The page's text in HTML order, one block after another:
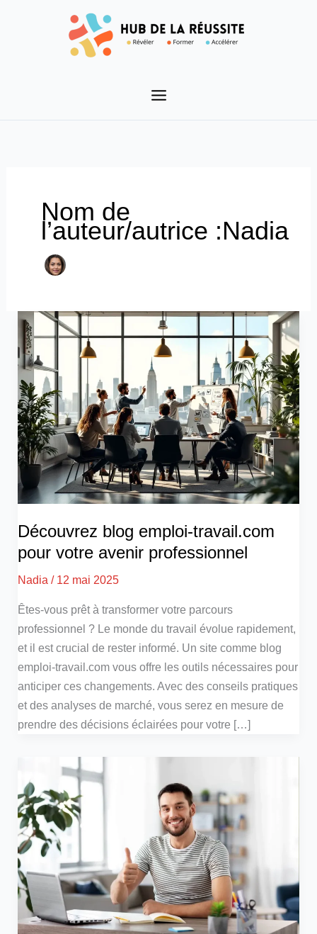
Nom de
l’auteur/autrice :Nadia
Découvrez blog emploi-travail.com
pour votre avenir professionnel
Nadia/ 12 mai 2025
Êtes-vous prêt à transformer votre parcours
professionnel ? Le monde du travail évolue rapidement,
et il est crucial de rester informé. Un site comme blog
emploi-travail.com vous offre les outils nécessaires pour
anticiper ces changements. Avec des conseils pratiques
et des analyses de marché, vous serez en mesure de
prendre des décisions éclairées pour votre […]